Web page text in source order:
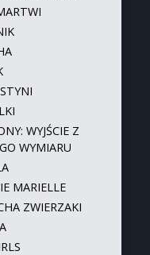
WYJŚCIE Z
WYMIARU
MARIELLE
ZWIERZAKI